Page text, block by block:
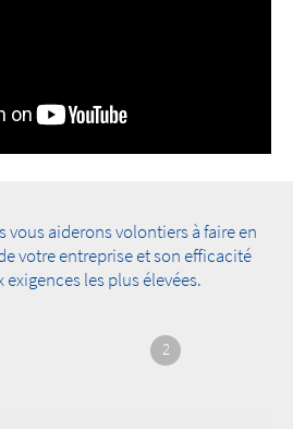
vous aiderons volontiers à faire en
votre entreprise et son efficacité
les plus élevées.
2